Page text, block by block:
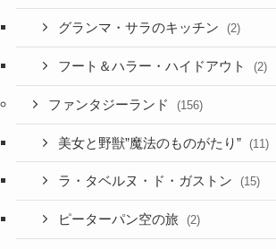
グランマ・サラのキッチン (2)
フート＆ハラー・ハイドアウト (2)
ファンタジーランド (156)
美女と野獣”魔法のものがたり” (11)
ラ・タベルヌ・ド・ガストン (15)
ピーターパン空の旅 (2)